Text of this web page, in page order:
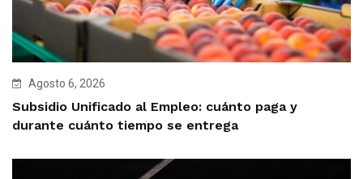
Agosto 6, 2026
Subsidio Unificado al Empleo: cuánto paga y
durante cuánto tiempo se entrega